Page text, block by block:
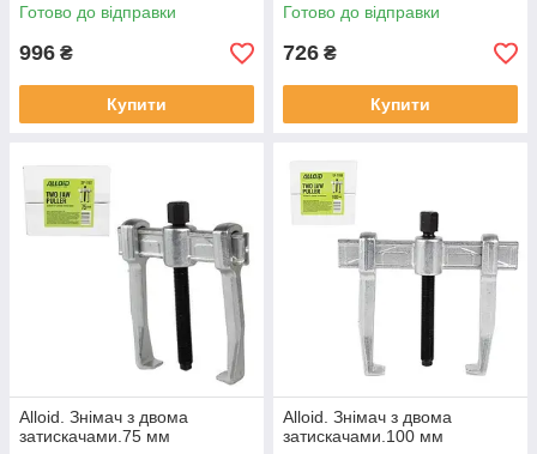
Готово до відправки
996 ₴
Купити
Готово до відправки
726 ₴
Купити
Alloid. Знімач з двома
затискачами.75 мм
Alloid. Знімач з двома
затискачами.100 мм